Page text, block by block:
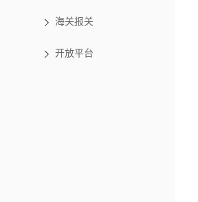
海关报关
开放平台